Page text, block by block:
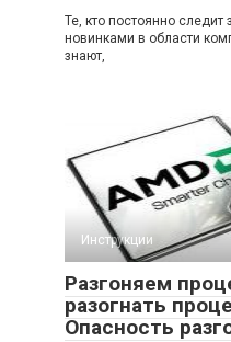
Те, кто постоянно
новинками в области
знают,
Инструкции
Разгоняем
разогнать
Опасность